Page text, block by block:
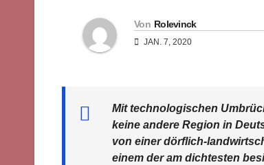
Von Rolevinck
JAN. 7, 2020
Mit technologischen
keine andere Region in
von einer dörflich-
einem der am dichtesten